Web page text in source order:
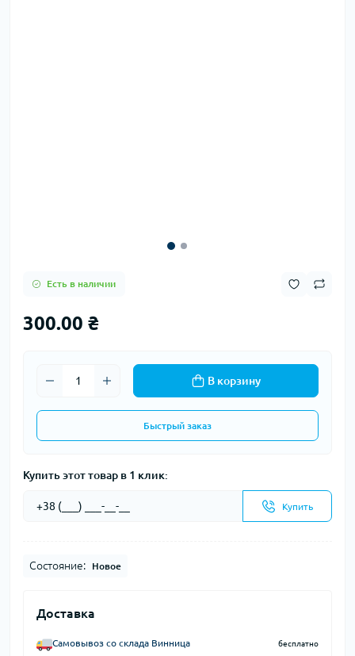
Есть в наличии
300.00 ₴
В корзину
Быстрый заказ
Купить этот товар в 1 клик:
Купить
Состояние: Новое
Доставка
Самовывоз со склада Винница бесплатно